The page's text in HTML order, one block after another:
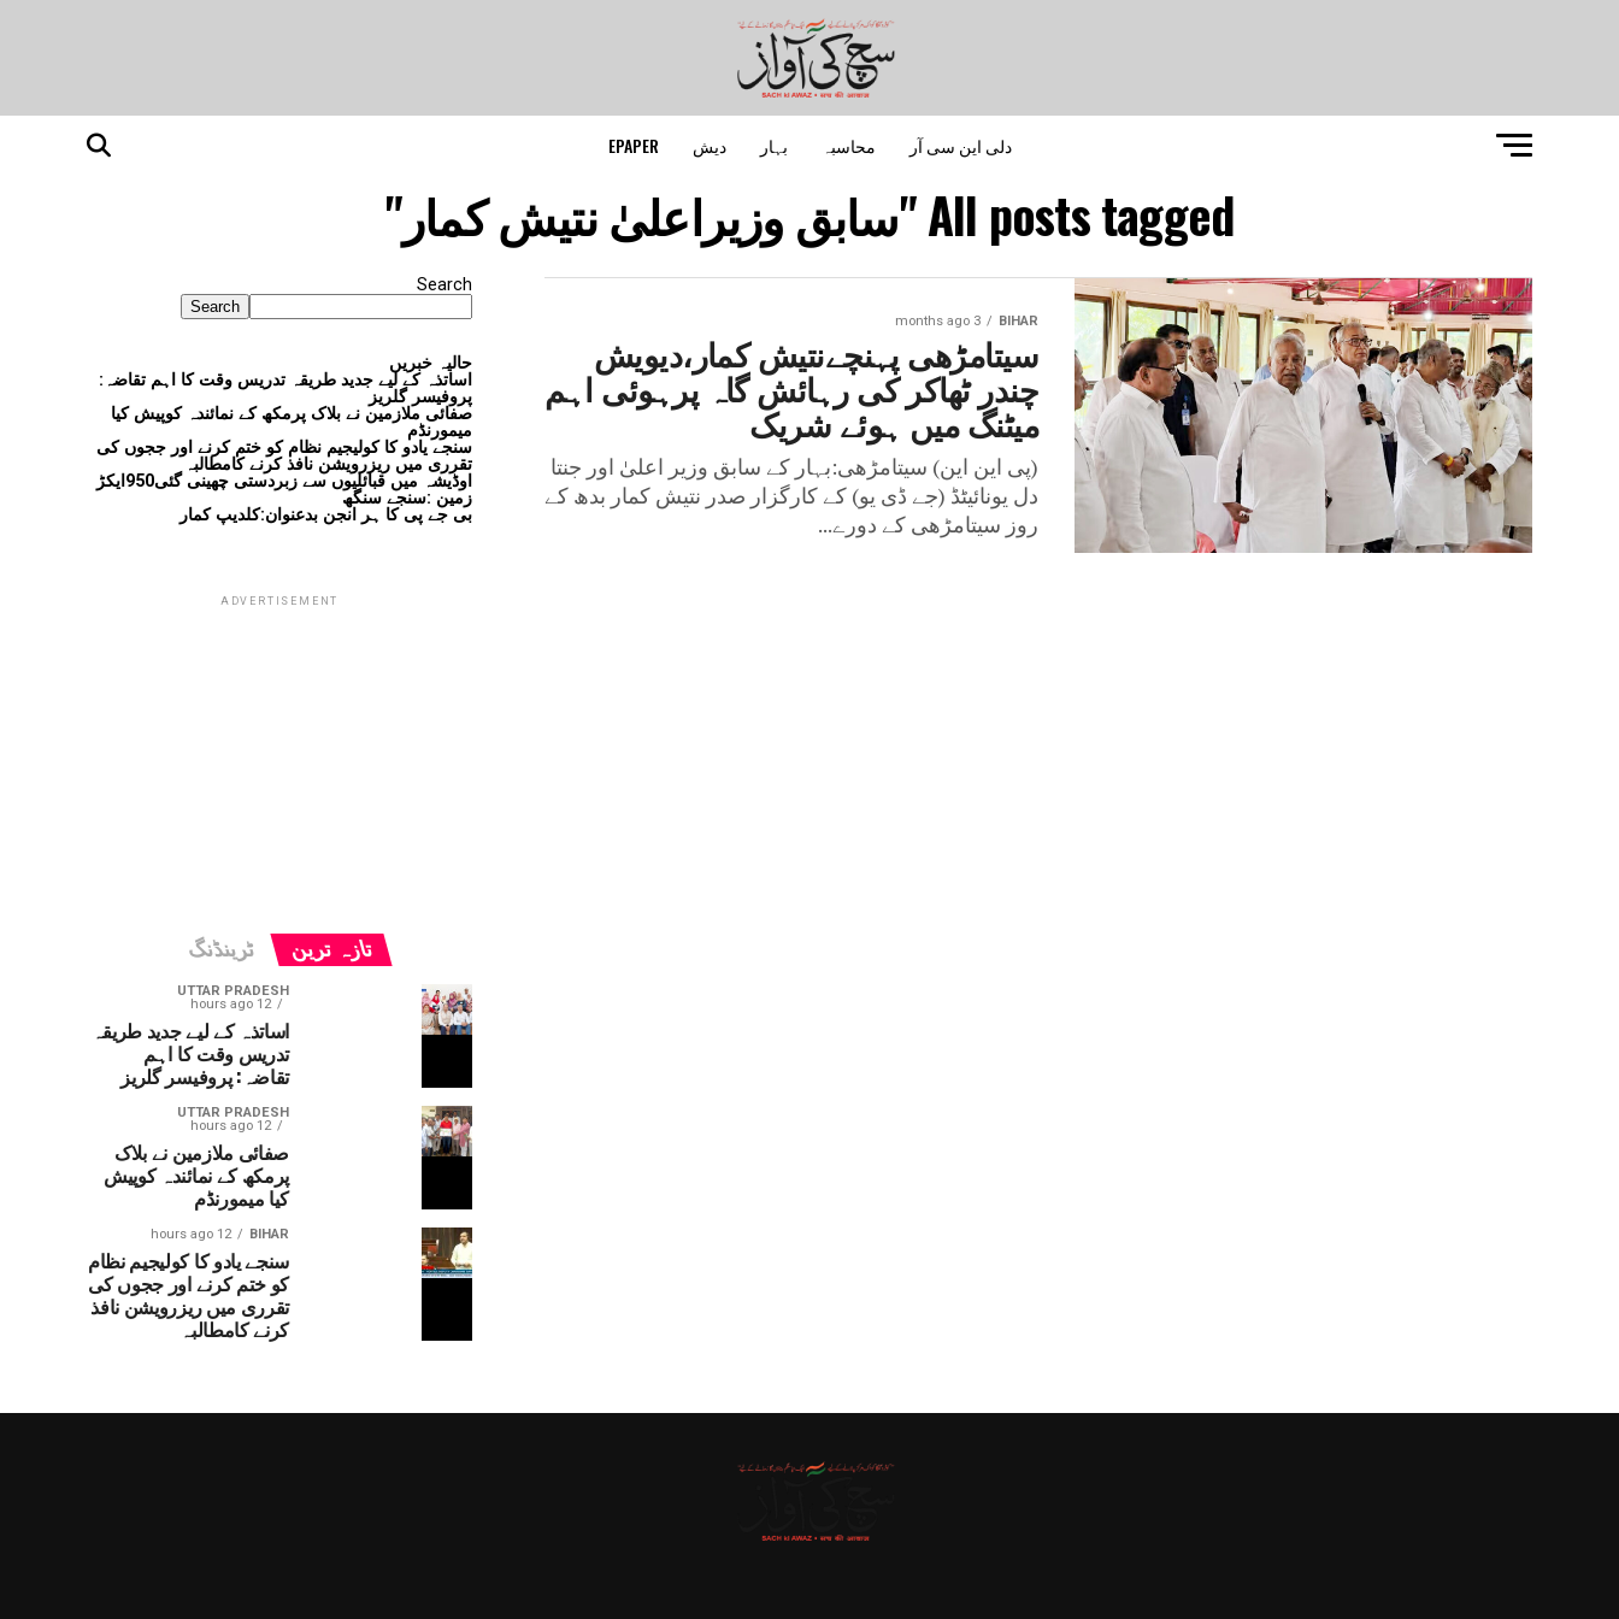
دلی این سی آر محاسبہ بہار دیش EPAPER
All posts tagged "سابق وزیراعلیٰ نتیش کمار"
BIHAR
3 months ago
سیتامڑھی پہنچےنتیش کمار،دیویش
چندر ٹھاکر کی رہائش گاہ پرہوئی اہم
میٹنگ میں ہوئے شریک
(پی این این) سیتامڑھی:بہار کے سابق وزیر اعلیٰ اور جنتا
دل یونائیٹڈ (جے ڈی یو) کے کارگزار صدر نتیش کمار بدھ کے
روز سیتامڑھی کے دورے...
Search
Search
حالیہ خبریں
اساتذہ کے لیے جدید طریقہ تدریس وقت کا اہم تقاضہ:
پروفیسر گلریز
صفائی ملازمین نے بلاک پرمکھ کے نمائندہ کوپیش کیا
میمورنڈم
سنجے یادو کا کولیجیم نظام کو ختم کرنے اور ججوں کی
تقرری میں ریزرویشن نافذ کرنے کامطالبہ
اوڈیشہ میں قبائلیوں سے زبردستی چھینی گئی950ایکڑ
زمین :سنجے سنگھ
بی جے پی کا ہر انجن بدعنوان:کلدیپ کمار
ADVERTISEMENT
تازہ ترین ٹرینڈنگ
UTTAR PRADESH
12 hours ago
اساتذہ کے لیے جدید طریقہ
تدریس وقت کا اہم
تقاضہ: پروفیسر گلریز
UTTAR PRADESH
12 hours ago
صفائی ملازمین نے بلاک
پرمکھ کے نمائندہ کوپیش
کیا میمورنڈم
BIHAR
12 hours ago
سنجے یادو کا کولیجیم نظام
کو ختم کرنے اور ججوں کی
تقرری میں ریزرویشن نافذ
کرنے کامطالبہ